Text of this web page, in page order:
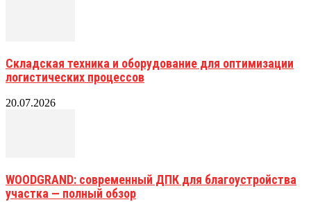
Складская техника и оборудование для оптимизации
логистических процессов
20.07.2026
WOODGRAND: современный ДПК для благоустройства
участка — полный обзор